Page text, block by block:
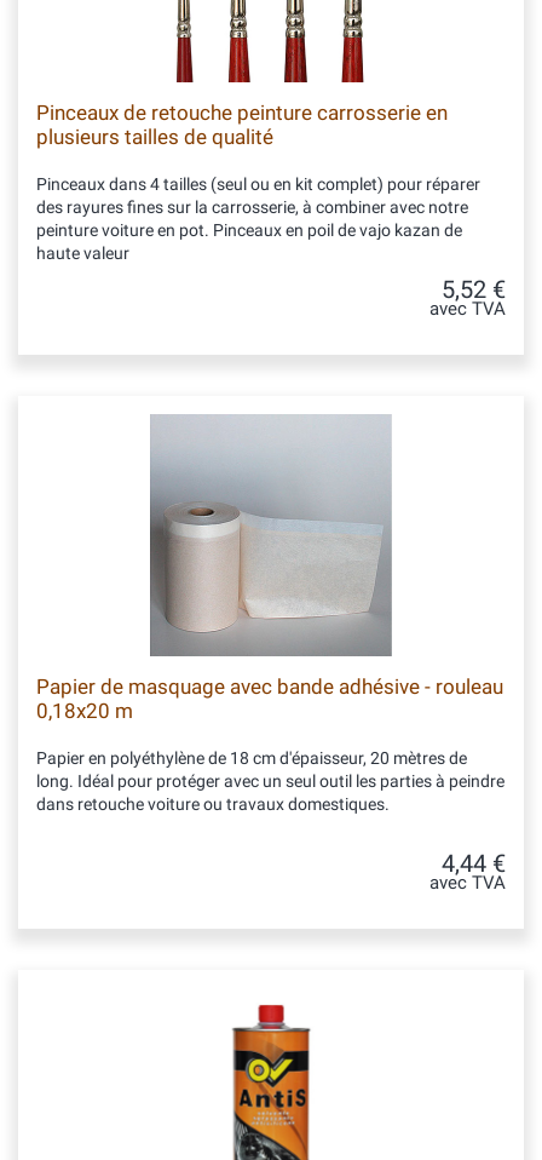
Pinceaux de retouche peinture carrosserie en
plusieurs tailles de qualité
Pinceaux dans 4 tailles (seul ou en kit complet) pour réparer
des rayures fines sur la carrosserie, à combiner avec notre
peinture voiture en pot. Pinceaux en poil de vajo kazan de
haute valeur
5,52 €
avec TVA
Papier de masquage avec bande adhésive - rouleau
0,18x20 m
Papier en polyéthylène de 18 cm d'épaisseur, 20 mètres de
long. Idéal pour protéger avec un seul outil les parties à peindre
dans retouche voiture ou travaux domestiques.
4,44 €
avec TVA